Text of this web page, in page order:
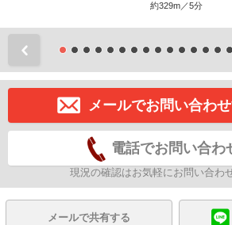
約329m／5分
メールでお問い合わ
電話でお問い合わ
現況の確認はお気軽にお問い合わ
メールで共有する